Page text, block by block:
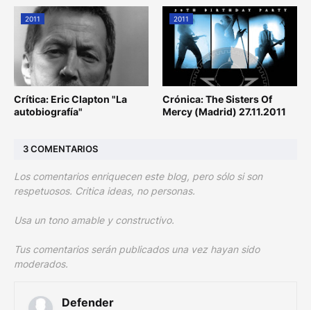
2011
Crítica: Eric Clapton "La
autobiografía"
2011
Crónica: The Sisters Of
Mercy (Madrid) 27.11.2011
3 COMENTARIOS
Los comentarios enriquecen este blog, pero sólo si son
respetuosos. Critica ideas, no personas.
Usa un tono amable y constructivo.
Tus comentarios serán publicados una vez hayan sido
moderados.
Defender